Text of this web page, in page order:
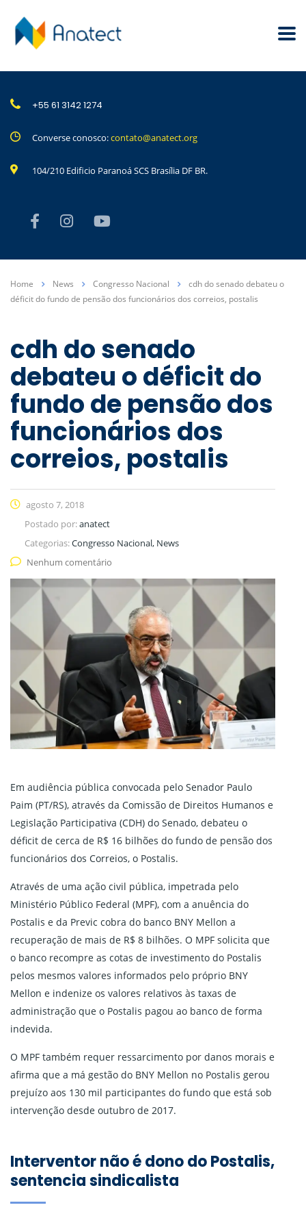
+55 61 3142 1274
Converse conosco:contato@anatect.org
104/210 Edificio Paranoá SCS Brasília DF BR.
Home News Congresso Nacional
cdh do senado debateu o
déficit do fundo de pensão dos funcionários dos correios, postalis
cdh do senado
debateu o déficit do
fundo de pensão dos
funcionários dos
correios, postalis
agosto 7, 2018
Postado por:anatect
Categorias:Congresso Nacional, News
Nenhum comentário
Em audiência pública convocada pelo Senador Paulo
Paim (PT/RS), através da Comissão de Direitos Humanos e
Legislação Participativa (CDH) do Senado, debateu o
déficit de cerca de R$ 16 bilhões do fundo de pensão dos
funcionários dos Correios, o Postalis.
Através de uma ação civil pública, impetrada pelo
Ministério Público Federal (MPF), com a anuência do
Postalis e da Previc cobra do banco BNY Mellon a
recuperação de mais de R$ 8 bilhões. O MPF solicita que
o banco recompre as cotas de investimento do Postalis
pelos mesmos valores informados pelo próprio BNY
Mellon e indenize os valores relativos às taxas de
administração que o Postalis pagou ao banco de forma
indevida.
O MPF também requer ressarcimento por danos morais e
afirma que a má gestão do BNY Mellon no Postalis gerou
prejuízo aos 130 mil participantes do fundo que está sob
intervenção desde outubro de 2017.
Interventor não é dono do Postalis,
sentencia sindicalista